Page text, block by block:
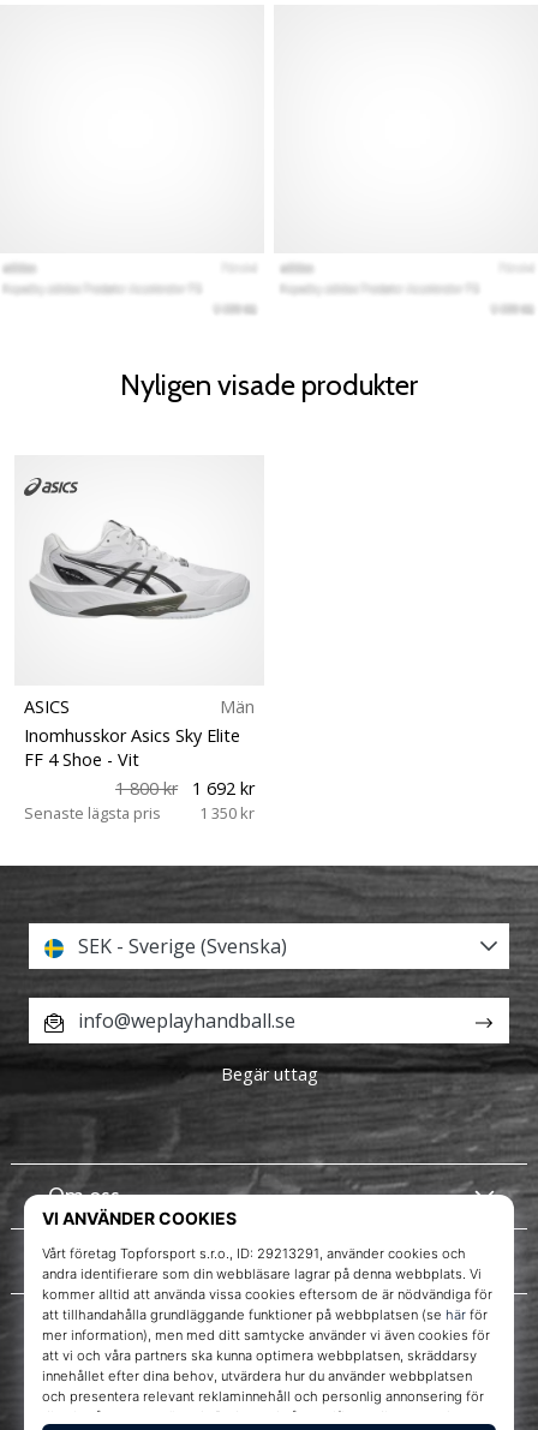
Nyligen visade produkter
ASICS
Män
Inomhusskor Asics Sky Elite
FF 4 Shoe - Vit
1 800 kr
1 692 kr
Senaste lägsta pris 1 350 kr
Om oss
Kundtjänst
SEK - Sverige (Svenska)
info@weplayhandball.se
Begär uttag